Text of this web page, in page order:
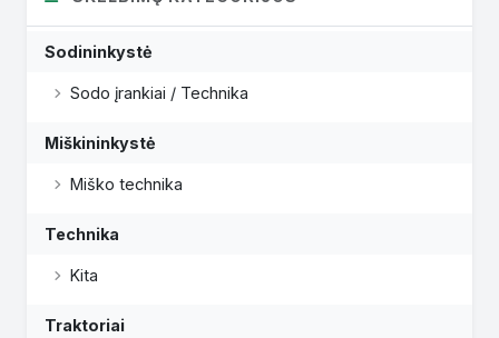
Sodininkystė
Sodo įrankiai / Technika
Miškininkystė
Miško technika
Technika
Kita
Traktoriai